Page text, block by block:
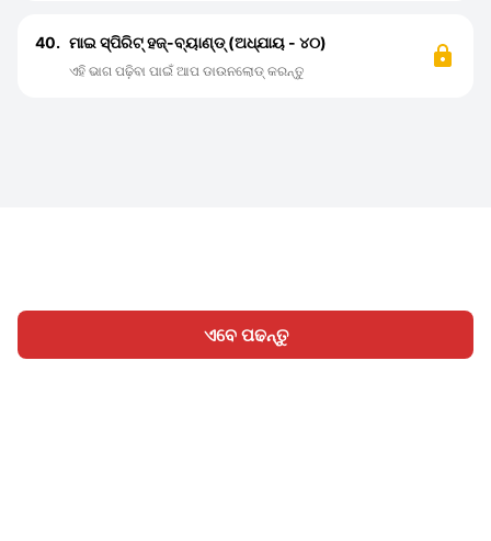
ଏବେ ପଢନ୍ତୁ
40. ମାଇ ସ୍ପିରିଟ୍ ହଜ୍-ବ୍ୟାଣ୍ଡ୍ (ଅଧ୍ଯାୟ - ୪୦)
ଏହି ଭାଗ ପଢ଼ିବା ପାଇଁ ଆପ ଡାଉନଲୋଡ୍ କରନ୍ତୁ
ହୋମ ବିଭାଗ ଲେଖନ୍ତୁ ସାଇନ୍ ଇନ୍